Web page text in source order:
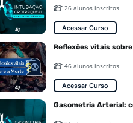
26 alunos inscritos
Acessar Curso
Reflexões vitais
46 alunos inscritos
Acessar Curso
Gasometria Arterial: